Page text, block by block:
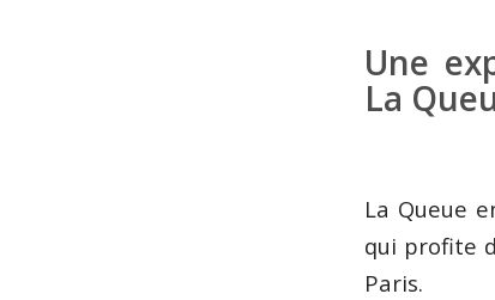
Une
La
La Queue
qui profite
Paris.